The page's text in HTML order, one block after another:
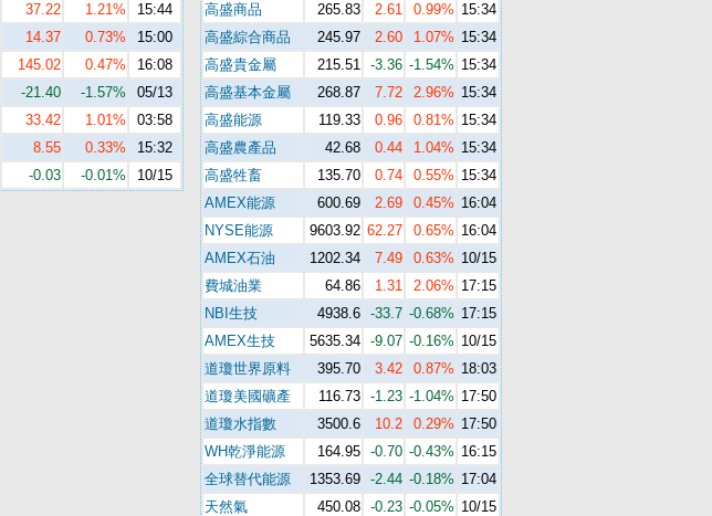
37.22 1.21%
15:44
14.37 0.73%
15:00
145.02 0.47%
16:08
-21.40 -1.57%
05/13
33.42 1.01%
03:58
8.55 0.33%
15:32
-0.03 -0.01% 10/15
高盛商品
265.83 2.61 0.99% 15:34
高盛綜合商品
245.97 2.60 1.07% 15:34
高盛貴金屬
215.51 -3.36 -1.54% 15:34
高盛基本金屬
268.87 7.72 2.96% 15:34
高盛能源
119.33 0.96 0.81% 15:34
高盛農產品
42.68 0.44 1.04% 15:34
高盛牲畜
135.70 0.74 0.55% 15:34
AMEX能源
600.69 2.69 0.45% 16:04
NYSE能源
9603.92 62.27 0.65% 16:04
AMEX石油
1202.34 7.49 0.63% 10/15
費城油業
64.86 1.31 2.06% 17:15
NBI生技
4938.6 -33.7 -0.68% 17:15
AMEX生技
5635.34 -9.07 -0.16% 10/15
道瓊世界原料
395.70 3.42 0.87% 18:03
道瓊美國礦產
116.73 -1.23 -1.04% 17:50
道瓊水指數
3500.6 10.2 0.29% 17:50
WH乾淨能源
164.95 -0.70 -0.43% 16:15
全球替代能源
1353.69 -2.44 -0.18% 17:04
天然氣
450.08 -0.23 -0.05% 10/15